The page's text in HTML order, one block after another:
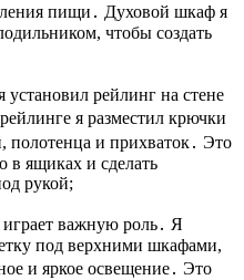
пищи․ Духовой шкаф я
чтобы создать
установил рейлинг на стене
я разместил крючки
полотенца и прихваток․ Это
в ящиках и сделать
рукой;
важную роль․ Я
под верхними шкафами,
и яркое освещение․ Это